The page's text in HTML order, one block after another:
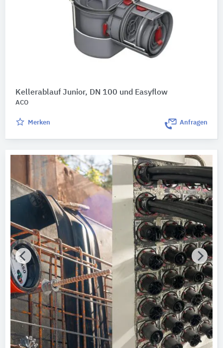
Kellerablauf Junior, DN 100 und Easyflow
ACO
Merken Anfragen